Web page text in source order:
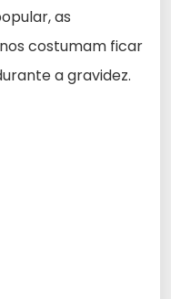
as
costumam ficar
a gravidez.